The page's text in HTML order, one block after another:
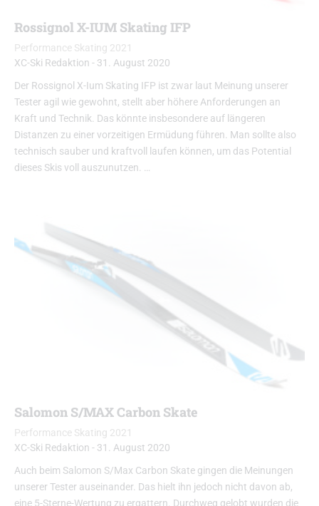
Rossignol X-IUM Skating IFP
Performance Skating 2021
XC-Ski Redaktion - 31. August 2020
Der Rossignol X-Ium Skating IFP ist zwar laut Meinung unserer
Tester agil wie gewohnt, stellt aber höhere Anforderungen an
Kraft und Technik. Das könnte insbesondere auf längeren
Distanzen zu einer vorzeitigen Ermüdung führen. Man sollte also
technisch sauber und kraftvoll laufen können, um das Potential
dieses Skis voll auszunutzen. …
Salomon S/MAX Carbon Skate
Performance Skating 2021
XC-Ski Redaktion - 31. August 2020
Auch beim Salomon S/Max Carbon Skate gingen die Meinungen
unserer Tester auseinander. Das hielt ihn jedoch nicht davon ab,
eine 5-Sterne-Wertung zu ergattern. Durchweg gelobt wurden die